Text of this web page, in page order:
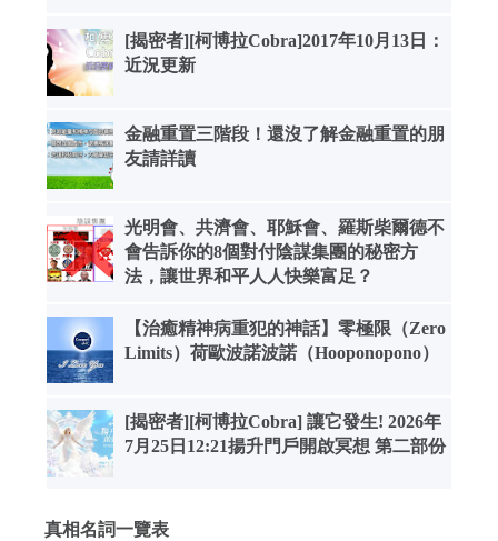
[揭密者][柯博拉Cobra]2017年10月13日：
近況更新
金融重置三階段！還沒了解金融重置的朋
友請詳讀
光明會、共濟會、耶穌會、羅斯柴爾德不
會告訴你的8個對付陰謀集團的秘密方
法，讓世界和平人人快樂富足？
【治癒精神病重犯的神話】零極限（Zero
Limits）荷歐波諾波諾（Hooponopono）
[揭密者][柯博拉Cobra] 讓它發生! 2026年
7月25日12:21揚升門戶開啟冥想 第二部份
真相名詞一覽表